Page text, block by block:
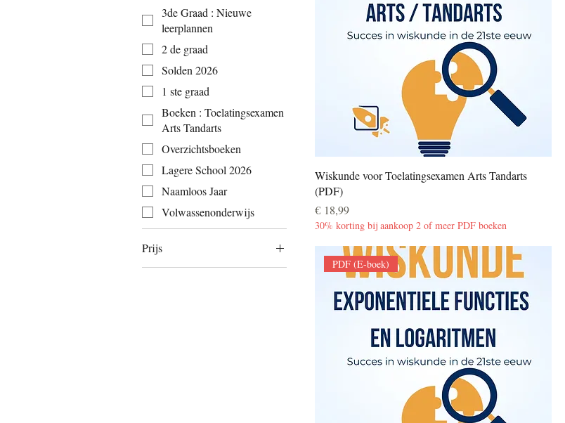
3de Graad : Nieuwe
leerplannen
2 de graad
Solden 2026
1 ste graad
Boeken : Toelatingsexamen
Arts Tandarts
Overzichtsboeken
Lagere School 2026
Naamloos Jaar
Volwassenonderwijs
Prijs
Wiskunde voor Toelatingsexamen Arts Tandarts
(PDF)
Prijs
€ 18,99
30% korting bij aankoop 2 of meer PDF boeken
PDF (E-boek)